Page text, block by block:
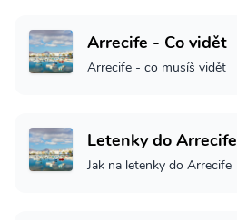
Arrecife - Co vidět
Arrecife - co musíš vidět
Letenky do Arrecife
Jak na letenky do Arrecife